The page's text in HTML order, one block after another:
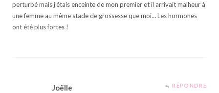
perturbé mais j’étais enceinte de mon premier et il arrivait malheur à
une femme au même stade de grossesse que moi… Les hormones
ont été plus fortes !
Joëlle RÉPONDRE